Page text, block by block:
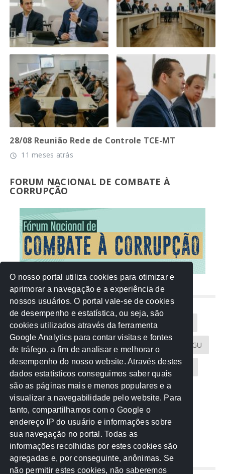
28/08 Reunião Rede de Controle TCE-MT
access_time 11 meses atrás
FORUM NACIONAL DE COMBATE À
CORRUPÇÃO
NUVEM DE TAGS
Acontece na Rede AGU AMM
Atricon Audicom CAU-MT CGU
CREA-MT Eventos MPC-MT MPE-MT
MPF Notícias PF PGE-MT PGR
Receita Federal Sem categoria
TCE-MT TCU TRE
REDE NOS ESTADOS
O nosso portal utiliza cookies para otimizar e
aprimorar a navegação e a experiência de
nossos usuários. O portal vale-se de cookies
de desempenho e estatística, ou seja, são
cookies utilizados através da ferramenta
Google Analytics para contar visitas e fontes
de tráfego, a fim de analisar e melhorar o
desempenho do nosso website. Através destes
dados estatísticos conseguimos saber quais
são as páginas mais e menos populares e a
visualizar a navegabilidade pelo website. Para
tanto, compartilhamos com o Google o
endereço IP do usuário e informações sobre
sua navegação no portal. Todas as
informações recolhidas por estes cookies são
agregadas e, por conseguinte, anônimas. Se
não permitir estes cookies, não saberemos